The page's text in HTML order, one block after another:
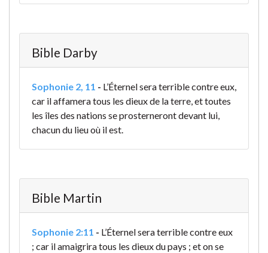
Bible Darby
Sophonie 2, 11 - L’Éternel sera terrible contre eux,
car il affamera tous les dieux de la terre, et toutes
les îles des nations se prosterneront devant lui,
chacun du lieu où il est.
Bible Martin
Sophonie 2:11 - L’Éternel sera terrible contre eux
; car il amaigrira tous les dieux du pays ; et on se